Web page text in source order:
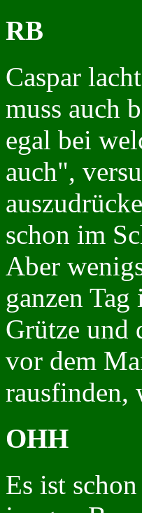
RB
Caspar
muss auch
egal bei
auch",
schon im
Aber
ganzen
Grütze und
vor dem
rausfinden,
OHH
Es ist